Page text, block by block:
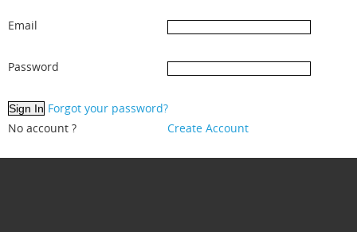
Email
Password
Forgot your password?
No account ?
Create Account